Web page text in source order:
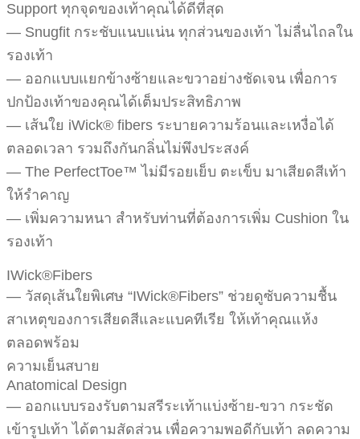
Support ทุกจุดของเท้าคุณได้ดีที่สุด
— Snugfit กระชับแนบแน่น ทุกส่วนของเท้า ไม่ลื่นไถลใน
รองเท้า
— ออกแบบแยกข้างซ้ายและขวาอย่างชัดเจน เพื่อการ
ปกป้องเท้าของคุณได้เต็มประสิทธิภาพ
— เส้นใย iWick® fibers ระบายความร้อนและเหงื่อได้
ตลอดเวลา รวมถึงกันกลิ่นไม่พึงประสงค์
— The PerfectToe™ ไม่มีรอยเย็บ ตะเข็บ มาเสียดสีเท้า
ให้รำคาญ
— เพิ่มความหนา สำหรับท่านที่ต้องการเพิ่ม Cushion ใน
รองเท้า
IWick®Fibers
— วัสดุเส้นใยพิเศษ “IWick®Fibers” ช่วยดูซับความชื้น
สาเหตุของการเสียดสีและแบคทีเรีย ให้เท้าคุณแห้ง
ตลอดพร้อม
ความเย็นสบาย
Anatomical Design
— ออกแบบรองรับตามสรีระเท้าแบ่งซ้าย-ขวา กระชัด
เข้ารูปเท้า ได้ตามสัดส่วน เพื่อความพอดีกับเท้า ลดความ